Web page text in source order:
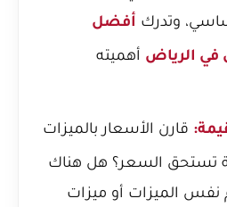
وتدرك أفضل
في الرياض أهميته
قارن الأسعار بالميزات
تستحق السعر؟ هل هناك
نفس الميزات أو ميزات